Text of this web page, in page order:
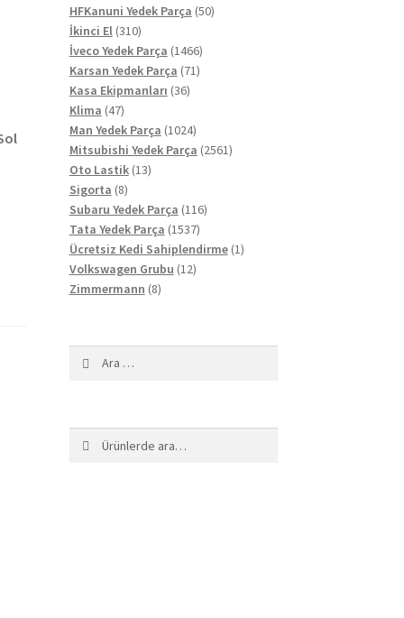
ürün
HFKanuni Yedek Parça 5050
İkinci El 310310
ürün
İveco Yedek Parça 14661466
ürün
Karsan Yedek Parça 7171
Kasa Ekipmanları 3636
Klima 4747
ürün
Man Yedek Parça 10241024
ürün
Mitsubishi Yedek Parça 25612561
Oto Lastik 1313
Sigorta 88
ürün
Subaru Yedek Parça 116116
Tata Yedek Parça 15371537
ürün
Ücretsiz Kedi Sahiplendirme 11
Volkswagen Grubu 1212
Zimmermann 88